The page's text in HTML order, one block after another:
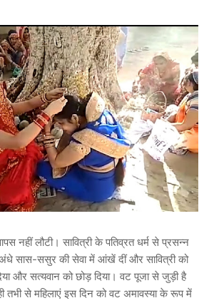
नहीं लौटी। सावित्री के पतिव्रत धर्म से प्रसन्न
सास-ससुर की सेवा में आंखें दीं और सावित्री को
और सत्यवान को छोड़ दिया। वट पूजा से जुड़ी है
तभी से महिलाएं इस दिन को वट अमावस्या के रूप में